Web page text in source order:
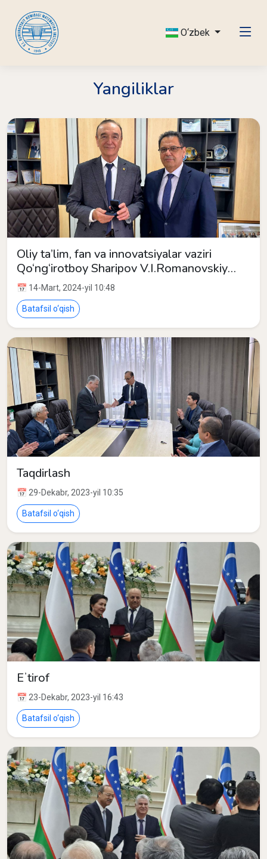
O‘zbek
Yangiliklar
Oliy ta’lim, fan va innovatsiyalar vaziri
Qo‘ng‘irotboy Sharipov V.I.Romanovskiy
nomidagi Matematika instituti direktori
akademik Shavkat Ayupov bilan uchrashuv
o‘tkazdi.
📅 14-Mart, 2024-yil 10:48
Batafsil o‘qish
Taqdirlash
📅 29-Dekabr, 2023-yil 10:35
Batafsil o‘qish
Eʼtirof
📅 23-Dekabr, 2023-yil 16:43
Batafsil o‘qish